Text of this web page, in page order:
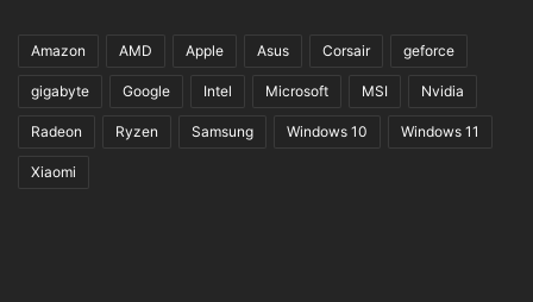
Amazon AMD Apple Asus Corsair geforce
gigabyte Google Intel Microsoft MSI Nvidia
Radeon Ryzen Samsung Windows 10 Windows 11
Xiaomi